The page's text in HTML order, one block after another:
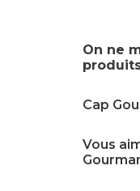
On ne
Cap
Vous